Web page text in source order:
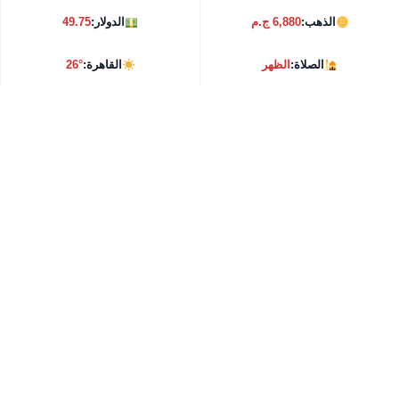
الذهب:6,880 ج.م الدولار:49.75
الصلاة:الظهر القاهرة:26°